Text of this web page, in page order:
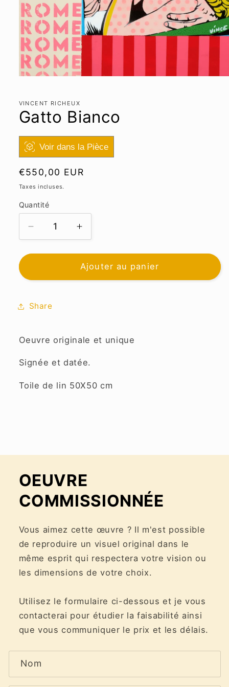
1
dans
une
fenêtre
VINCENT RICHEUX
Gatto Bianco
Voir dans la Pièce
Prix
habituel
€550,00 EUR
Taxes incluses.
Quantité
Réduire
la
quantité
Gatto
Augmenter
la
quantité
de
Gatto
Ajouter au panier
Share
Oeuvre originale et unique
Signée et datée.
Toile de lin 50X50 cm
OEUVRE
COMMISSIONNÉE
Vous aimez cette œuvre ? Il m'est possible
de reproduire un visuel original dans le
même esprit qui respectera votre vision ou
les dimensions de votre choix.
Utilisez le formulaire ci-dessous et je vous
contacterai pour étudier la faisabilité ainsi
que vous communiquer le prix et les délais.
Nom